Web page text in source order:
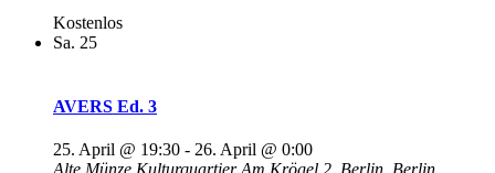
Kostenlos
Sa. 25
AVERS Ed. 3
25. April @ 19:30 - 26. April @ 0:00
Alte Münze Kulturquartier Am Krögel 2, Berlin, Berlin,